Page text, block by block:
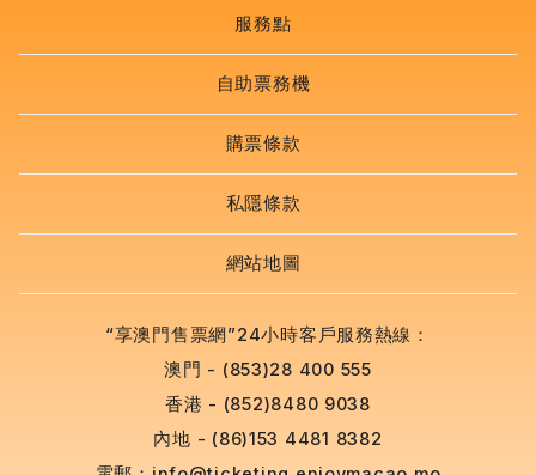
服務點
自助票務機
購票條款
私隱條款
網站地圖
“享澳門售票網”24小時客戶服務熱線：
澳門 - (853)28 400 555
香港 - (852)8480 9038
內地 - (86)153 4481 8382